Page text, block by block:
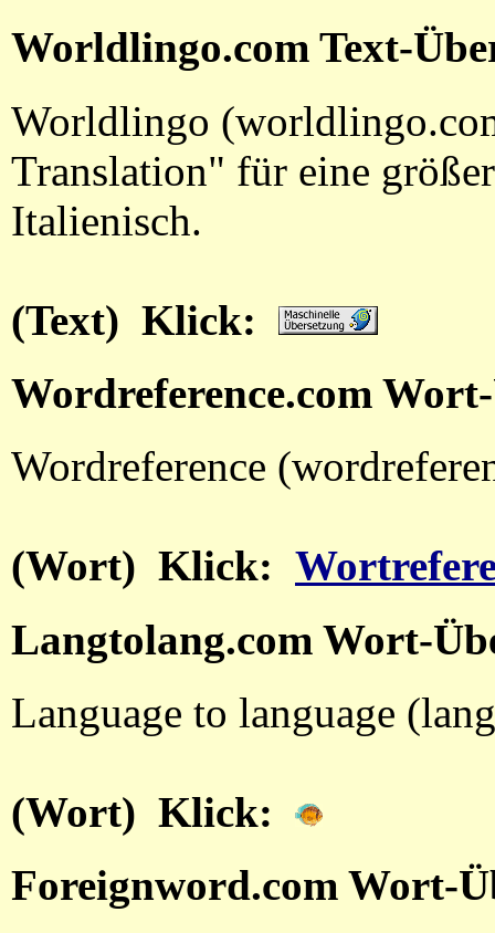
Worldlingo.com Text-
Worldlingo
Translation" für eine
Italienisch.
(Text) Klick:
Wordreference.com
Wordreference
(Wort) Klick:
Langtolang.com Wort-
Language to language
(Wort) Klick:
Foreignword.com Wort-